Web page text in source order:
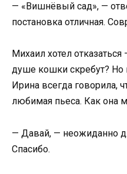
— «Вишнёвый сад», —
постановка отличная.
Михаил хотел отказаться
душе кошки скребут? Но
Ирина всегда говорила,
любимая пьеса. Как она
— Давай, — неожиданно
Спасибо.